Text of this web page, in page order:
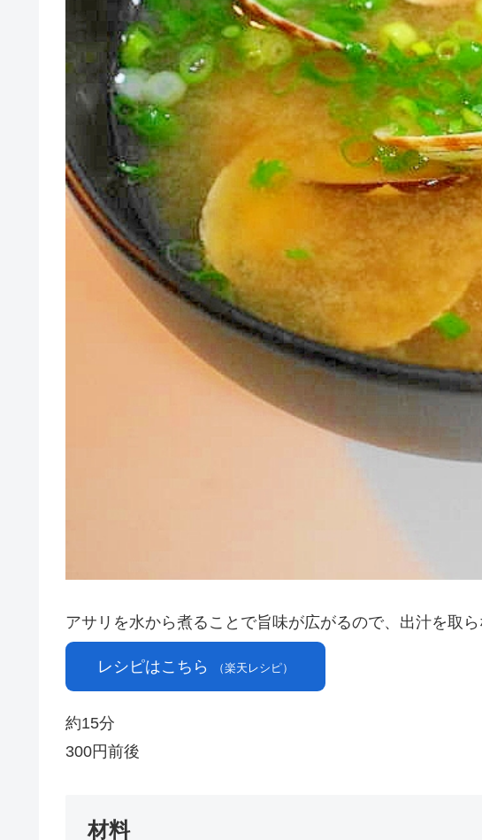
アサリを水から煮ることで旨味が広がるので、出汁を取
レシピはこちら （楽天レシピ）
約15分
300円前後
材料